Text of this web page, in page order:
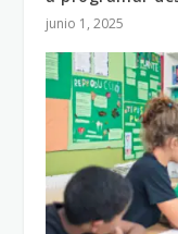
junio 1, 2025